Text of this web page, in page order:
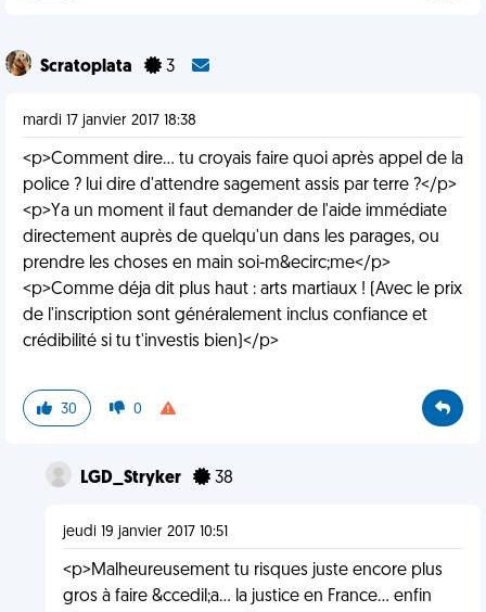
Scratoplata 3
mardi 17 janvier 2017 18:38
<p>Comment dire... tu croyais faire quoi après appel de la
police ? lui dire d'attendre sagement assis par terre ?</p>
<p>Ya un moment il faut demander de l'aide immédiate
directement auprès de quelqu'un dans les parages, ou
prendre les choses en main soi-m&ecirc;me</p>
<p>Comme déja dit plus haut : arts martiaux ! (Avec le prix
de l'inscription sont généralement inclus confiance et
crédibilité si tu t'investis bien)</p>
30 0
LGD_Stryker 38
jeudi 19 janvier 2017 10:51
<p>Malheureusement tu risques juste encore plus
gros à faire &ccedil;a... la justice en France... enfin